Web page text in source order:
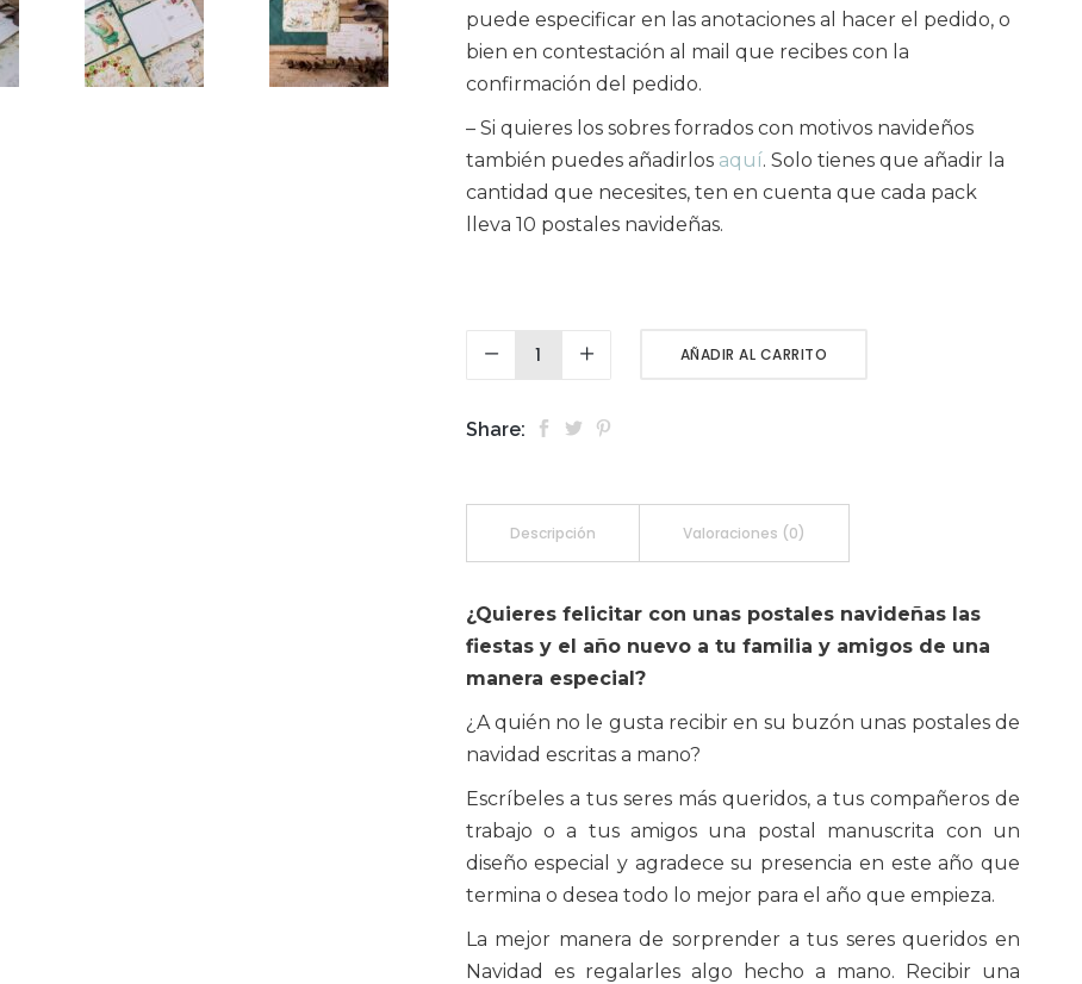
puede especificar en las anotaciones al hacer el pedido, o
bien en contestación al mail que recibes con la
confirmación del pedido.
– Si quieres los sobres forrados con motivos navideños
también puedes añadirlos aquí. Solo tienes que añadir la
cantidad que necesites, ten en cuenta que cada pack
lleva 10 postales navideñas.
AÑADIR AL CARRITO
Share:
Descripción Valoraciones (0)
¿Quieres felicitar con unas postales navideñas las
fiestas y el año nuevo a tu familia y amigos de una
manera especial?
¿A quién no le gusta recibir en su buzón unas postales de
navidad escritas a mano?
Escríbeles a tus seres más queridos, a tus compañeros de
trabajo o a tus amigos una postal manuscrita con un
diseño especial y agradece su presencia en este año que
termina o desea todo lo mejor para el año que empieza.
La mejor manera de sorprender a tus seres queridos en
Navidad es regalarles algo hecho a mano. Recibir una